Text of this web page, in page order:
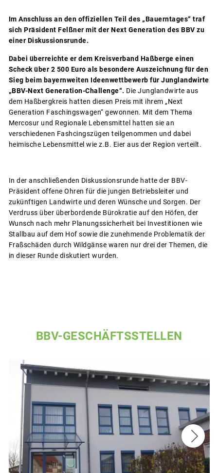
Im Anschluss an den offiziellen Teil des „Bauerntages“ traf
sich Präsident Felßner mit der Next Generation des BBV zu
einer Diskussionsrunde.
Dabei überreichte er dem Kreisverband Haßberge einen
Scheck über 2 500 Euro als besondere Auszeichnung für den
Sieg beim bayernweiten Ideenwettbewerb für Junglandwirte
„BBV-Next Generation-Challenge“. Die Junglandwirte aus
dem Haßbergkreis hatten diesen Preis mit ihrem „Next
Generation Faschingswagen“ gewonnen. Mit dem Thema
Mercosur und Regionale Lebensmittel hatten sie an
verschiedenen Fashcingszügen teilgenommen und dabei
heimische Lebensmittel wie z.B. Eier aus der Region verteilt.
In der anschließenden Diskussionsrunde hatte der BBV-
Präsident offene Ohren für die jungen Betriebsleiter und
zukünftigen Landwirte und deren Wünsche und Sorgen. Der
Verdruss über überbordende Bürokratie auf den Höfen, der
Wunsch nach mehr Planungssicherheit bei Investitionen wie
Stallbau auf dem Hof sowie die zunehmende Problematik der
Fraßschäden durch Wildgänse waren nur drei der Themen, die
in dieser Runde diskutiert wurden.
BBV-GESCHÄFTSSTELLEN